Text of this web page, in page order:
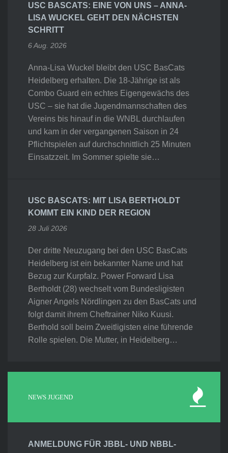
USC BASCATS: EINE VON UNS – ANNA-
LISA WUCKEL GEHT DEN NÄCHSTEN
SCHRITT
6 Aug. 2026
Anna-Lisa Wuckel bleibt den USC BasCats
Heidelberg erhalten. Die 18-Jährige ist als
Combo Guard ein echtes Eigengewächs des
USC – sie hat die Jugendmannschaften des
Vereins bis hinauf in die WNBL durchlaufen
und kam in der vergangenen Saison in 24
Pflichtspielen auf durchschnittlich 25 Minuten
Einsatzzeit. Im Sommer spielte sie…
USC BASCATS: MIT LISA BERTHOLDT
KOMMT EIN KIND DER REGION
28 Juli 2026
Der dritte Neuzugang bei den USC BasCats
Heidelberg ist ein bekannter Name und hat
Bezug zur Kurpfalz. Power Forward Lisa
Bertholdt (28) wechselt vom Bundesligisten
Aigner Angels Nördlingen zu den BasCats und
folgt damit ihrem Cheftrainer Niko Kuusi.
Berthold soll beim Zweitligisten eine führende
Rolle spielen. Die Mutter, in Heidelberg…
NEWS JUGEND
ANMELDUNG FÜR JBBL- UND NBBL-